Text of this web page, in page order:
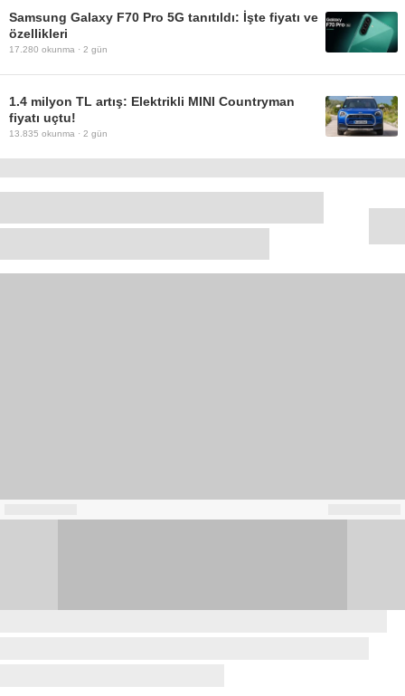
Samsung Galaxy F70 Pro 5G tanıtıldı: İşte fiyatı ve
özellikleri
17.280 okunma · 2 gün
1.4 milyon TL artış: Elektrikli MINI Countryman
fiyatı uçtu!
13.835 okunma · 2 gün